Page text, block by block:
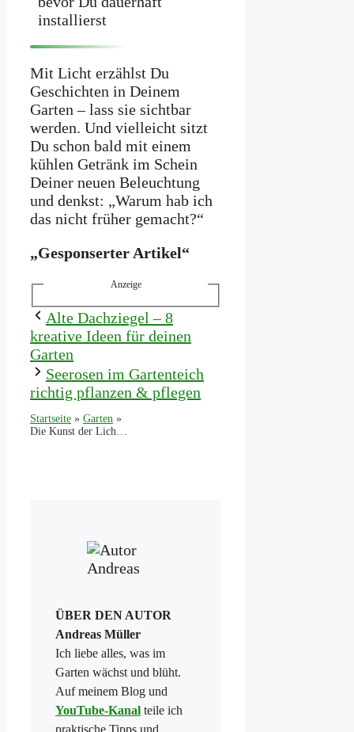
installierst
Mit Licht erzählst Du
Geschichten in Deinem
Garten – lass sie sichtbar
werden. Und vielleicht sitzt
Du schon bald mit einem
kühlen Getränk im Schein
Deiner neuen Beleuchtung
und denkst: „Warum hab ich
das nicht früher gemacht?“
„Gesponserter Artikel“
Anzeige
Alte Dachziegel – 8
kreative Ideen für deinen
Garten
Seerosen im Gartenteich
richtig pflanzen & pflegen
Startseite » Garten »
ÜBER DEN AUTOR
Andreas Müller
Ich liebe alles, was im
Garten wächst und blüht.
Auf meinem Blog und
YouTube-Kanal teile ich
praktische Tipps und